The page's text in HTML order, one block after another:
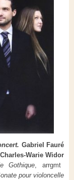
Gabriel Fauré
Charles-Warie Widor
Gothique, arrgmt
pour violoncelle